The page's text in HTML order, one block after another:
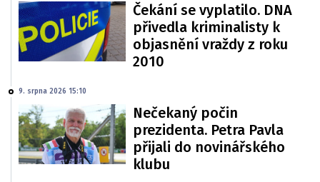
Čekání se vyplatilo. DNA
přivedla kriminalisty k
objasnění vraždy z roku
2010
9. srpna 2026 15:10
Nečekaný počin
prezidenta. Petra Pavla
přijali do novinářského
klubu